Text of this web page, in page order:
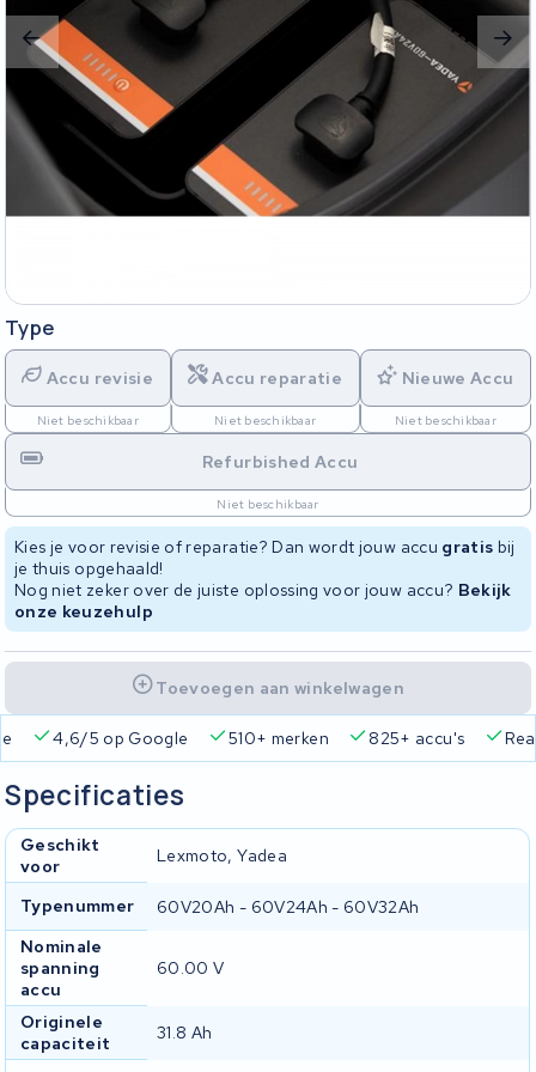
Type
Accu revisie
Niet beschikbaar
Accu reparatie
Niet beschikbaar
Nieuwe Accu
Niet beschikbaar
Refurbished Accu
Niet beschikbaar
Kies je voor revisie of reparatie? Dan wordt jouw accu gratis bij
je thuis opgehaald!
Nog niet zeker over de juiste oplossing voor jouw accu? Bekijk
onze keuzehulp
Toevoegen aan winkelwagen
4,6/5 op Google 510+ merken 825+ accu's
Specificaties
Geschikt
voor
Lexmoto, Yadea
Typenummer
60V20Ah - 60V24Ah - 60V32Ah
Nominale
spanning
accu
60.00 V
Originele
capaciteit
31.8 Ah